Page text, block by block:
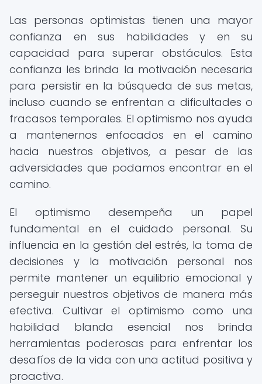
Las personas optimistas tienen una mayor
confianza en sus habilidades y en su
capacidad para superar obstáculos. Esta
confianza les brinda la motivación necesaria
para persistir en la búsqueda de sus metas,
incluso cuando se enfrentan a dificultades o
fracasos temporales. El optimismo nos ayuda
a mantenernos enfocados en el camino
hacia nuestros objetivos, a pesar de las
adversidades que podamos encontrar en el
camino.
El optimismo desempeña un papel
fundamental en el cuidado personal. Su
influencia en la gestión del estrés, la toma de
decisiones y la motivación personal nos
permite mantener un equilibrio emocional y
perseguir nuestros objetivos de manera más
efectiva. Cultivar el optimismo como una
habilidad blanda esencial nos brinda
herramientas poderosas para enfrentar los
desafíos de la vida con una actitud positiva y
proactiva.